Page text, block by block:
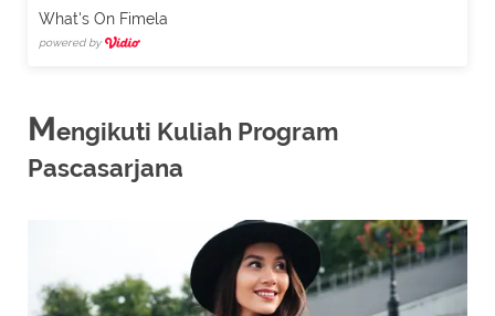
What's On Fimela
powered by
Mengikuti Kuliah Program
Pascasarjana